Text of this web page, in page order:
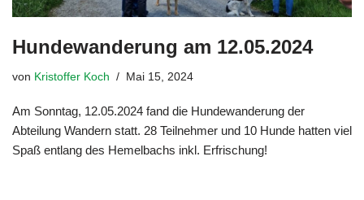
Hundewanderung am 12.05.2024
von Kristoffer Koch Mai 15, 2024
Am Sonntag, 12.05.2024 fand die Hundewanderung der
Abteilung Wandern statt. 28 Teilnehmer und 10 Hunde hatten viel
Spaß entlang des Hemelbachs inkl. Erfrischung!